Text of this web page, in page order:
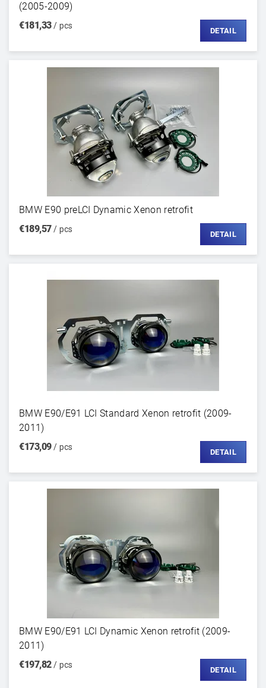
(2005-2009)
€181,33/ pcs
DETAIL
BMW E90 preLCI Dynamic Xenon retrofit
€189,57/ pcs
DETAIL
BMW E90/E91 LCI Standard Xenon retrofit (2009-
2011)
€173,09/ pcs
DETAIL
BMW E90/E91 LCI Dynamic Xenon retrofit (2009-
2011)
€197,82/ pcs
DETAIL